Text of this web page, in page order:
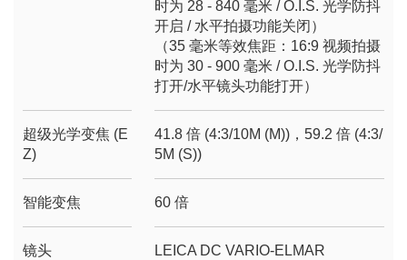
时为 28 - 840 毫米 / O.I.S. 光学防抖
开启 / 水平拍摄功能关闭）
（35 毫米等效焦距：16:9 视频拍摄
时为 30 - 900 毫米 / O.I.S. 光学防抖
打开/水平镜头功能打开）
超级光学变焦 (E
Z)
41.8 倍 (4:3/10M (M))，59.2 倍 (4:3/
5M (S))
智能变焦 60 倍
镜头
LEICA DC VARIO-ELMAR